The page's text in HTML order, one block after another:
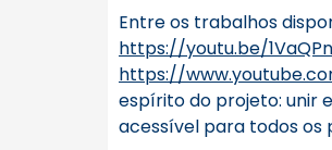
Entre os trabalhos
https://youtu.be/
https://
espírito do projeto: unir
acessível para todos os